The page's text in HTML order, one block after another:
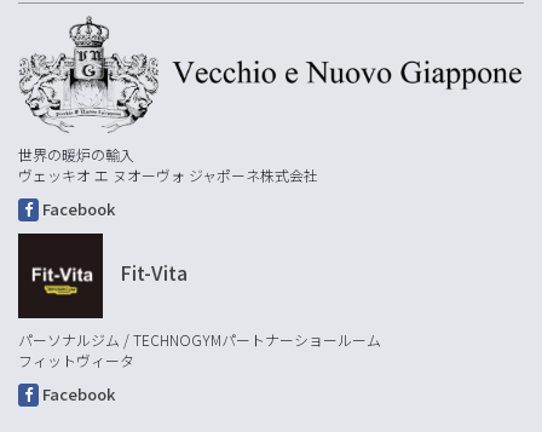
世界の暖炉の輸入
ヴェッキオ エ ヌオーヴォ ジャポーネ株式会社
Facebook
Fit-Vita
パーソナルジム / TECHNOGYMパートナーショールーム
フィットヴィータ
Facebook